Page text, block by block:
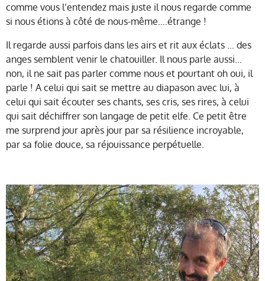
comme vous l’entendez mais juste il nous regarde comme
si nous étions à côté de nous-même….étrange !
Il regarde aussi parfois dans les airs et rit aux éclats … des
anges semblent venir le chatouiller. Il nous parle aussi…
non, il ne sait pas parler comme nous et pourtant oh oui, il
parle ! A celui qui sait se mettre au diapason avec lui, à
celui qui sait écouter ses chants, ses cris, ses rires, à celui
qui sait déchiffrer son langage de petit elfe. Ce petit être
me surprend jour après jour par sa résilience incroyable,
par sa folie douce, sa réjouissance perpétuelle.